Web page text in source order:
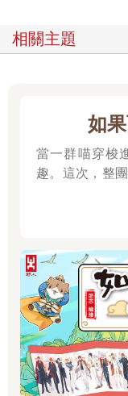
相關主題
如
當一群喵穿梭
趣。這次，整